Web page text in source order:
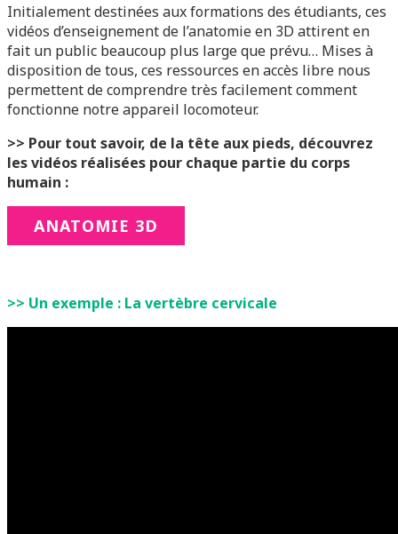
Initialement destinées aux formations des étudiants, ces
vidéos d’enseignement de l’anatomie en 3D attirent en
fait un public beaucoup plus large que prévu… Mises à
disposition de tous, ces ressources en accès libre nous
permettent de comprendre très facilement comment
fonctionne notre appareil locomoteur.
>> Pour tout savoir, de la tête aux pieds, découvrez
les vidéos réalisées pour chaque partie du corps
humain :
ANATOMIE 3D
>> Un exemple : La vertèbre cervicale